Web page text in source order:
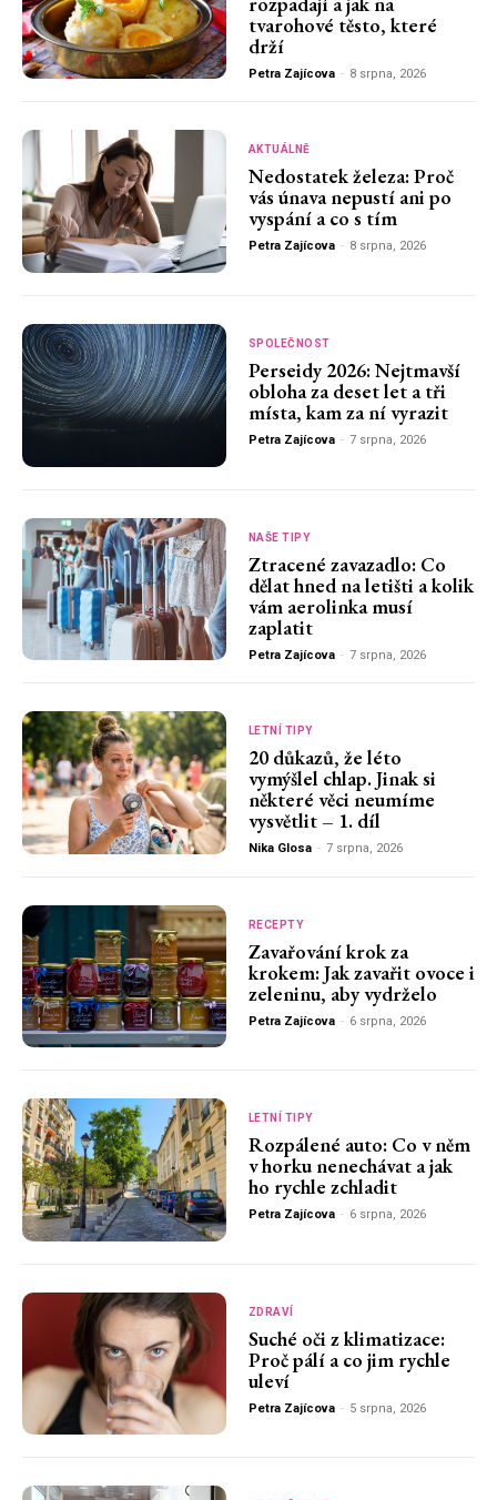
tvarohové těsto, které
drží
Petra Zajícova - 8 srpna, 2026
AKTUÁLNĚ
Nedostatek železa: Proč
vás únava nepustí ani po
vyspání a co s tím
Petra Zajícova - 8 srpna, 2026
SPOLEČNOST
Perseidy 2026: Nejtmavší
obloha za deset let a tři
místa, kam za ní vyrazit
Petra Zajícova - 7 srpna, 2026
NAŠE TIPY
Ztracené zavazadlo: Co
dělat hned na letišti a kolik
vám aerolinka musí
zaplatit
Petra Zajícova - 7 srpna, 2026
LETNÍ TIPY
20 důkazů, že léto
vymýšlel chlap. Jinak si
některé věci neumíme
vysvětlit – 1. díl
Nika Glosa - 7 srpna, 2026
RECEPTY
Zavařování krok za
krokem: Jak zavařit ovoce i
zeleninu, aby vydrželo
Petra Zajícova - 6 srpna, 2026
LETNÍ TIPY
Rozpálené auto: Co v něm
v horku nenechávat a jak
ho rychle zchladit
Petra Zajícova - 6 srpna, 2026
ZDRAVÍ
Suché oči z klimatizace:
Proč pálí a co jim rychle
uleví
Petra Zajícova - 5 srpna, 2026